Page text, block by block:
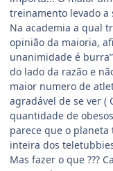
treinamento levado a
Na academia a qual
opinião da maioria,
unanimidade é
do lado da razão e
maior numero de
agradável de se ver (
quantidade de
parece que o
inteira dos
Mas fazer o que ???